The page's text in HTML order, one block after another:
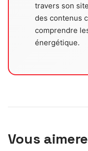
travers son
des contenus
comprendre
énergétique.
Vous